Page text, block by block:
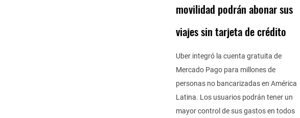
movilidad podrán abonar sus
viajes sin tarjeta de crédito
Uber integró la cuenta gratuita de
Mercado Pago para millones de
personas no bancarizadas en América
Latina. Los usuarios podrán tener un
mayor control de sus gastos en todos